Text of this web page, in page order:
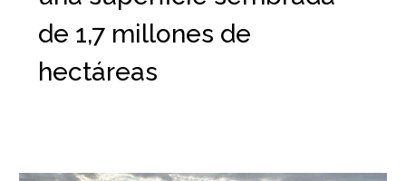
de 1,7 millones de
hectáreas